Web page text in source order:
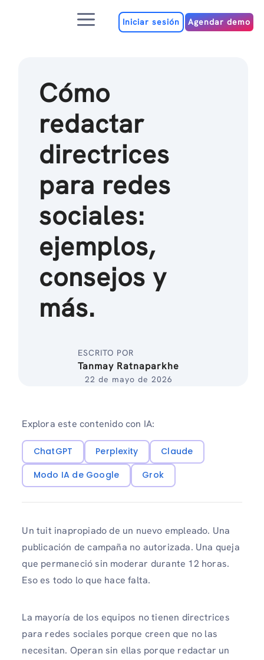
MenúIniciar sesión Agendar demo
Cómo
redactar
directrices
para redes
sociales:
ejemplos,
consejos y
más.
ESCRITO POR
Tanmay Ratnaparkhe
22 de mayo de 2026
Explora este contenido con IA:
ChatGPT Perplexity
Claude
Modo IA de Google
Grok
Un tuit inapropiado de un nuevo empleado. Una
publicación de campaña no autorizada. Una queja
que permaneció sin moderar durante 12 horas.
Eso es todo lo que hace falta.
La mayoría de los equipos no tienen directrices
para redes sociales porque creen que no las
necesitan. Operan sin ellas porque redactar un